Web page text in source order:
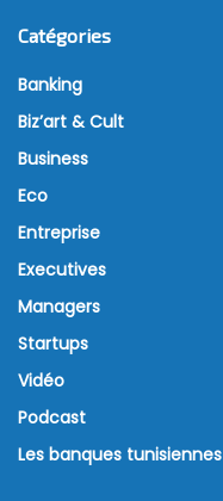
Catégories
Banking
Biz’art & Cult
Business
Eco
Entreprise
Executives
Managers
Startups
Vidéo
Podcast
Les banques tunisiennes